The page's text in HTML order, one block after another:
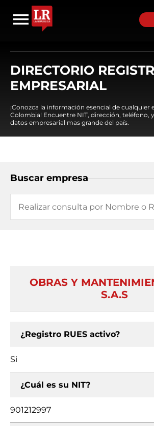
DIRECTORIO
EMPRESARIAL
¡Conozca la información esencial de cualquier
Colombia! Encuentre NIT, dirección, teléfono,
datos empresarial mas grande del país.
Buscar empresa
OBRAS Y
S.A.S
¿Registro RUES activo?
Si
¿Cuál es su NIT?
901212997